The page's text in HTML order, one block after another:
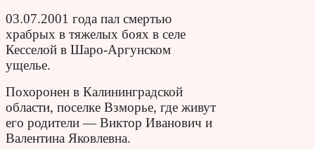
03.07.2001 года пал смертью
храбрых в тяжелых боях в селе
Кесселой в Шаро-Аргунском
ущелье.
Похоронен в Калининградской
области, поселке Взмо​рье, где живут
его родители — Виктор Иванович и
Валентина Яковлевна.